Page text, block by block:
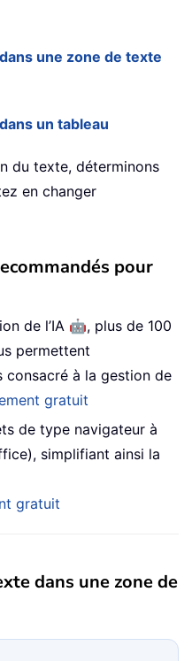
une zone de texte
un tableau
du texte, déterminons
en changer
pour
de l’IA 🤖, plus de 100
permettent
consacré à la gestion de
gratuit
de type navigateur à
simplifiant ainsi la
gratuit
dans une zone de